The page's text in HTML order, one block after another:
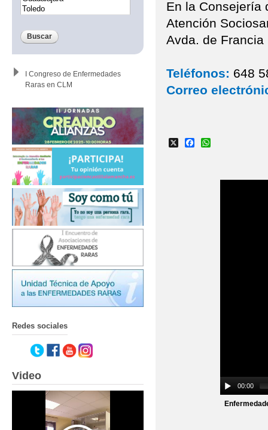
I Congreso de Enfermedades
Raras en CLM
Redes sociales
Video
En la Consejería
Atención
Avda. de
Teléfonos: 648
Correo
Facebook
00:00